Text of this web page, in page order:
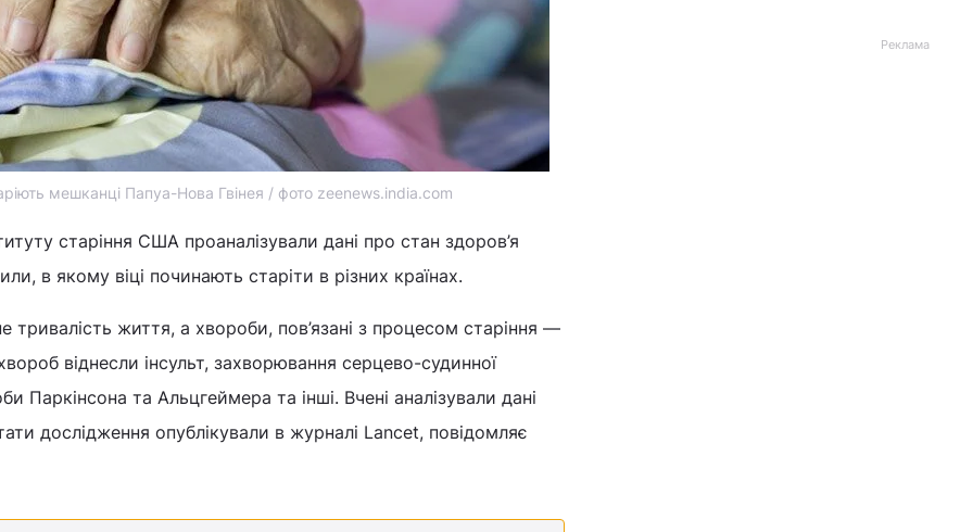
мешканці Папуа-Нова Гвінея / фото zeenews.india.com
старіння США проаналізували дані про стан здоров’я
в якому віці починають старіти в різних країнах.
тривалість життя, а хвороби, пов’язані з процесом старіння —
віднесли інсульт, захворювання серцево-судинної
Паркінсона та Альцгеймера та інші. Вчені аналізували дані
дослідження опублікували в журналі Lancet, повідомляє
Реклама